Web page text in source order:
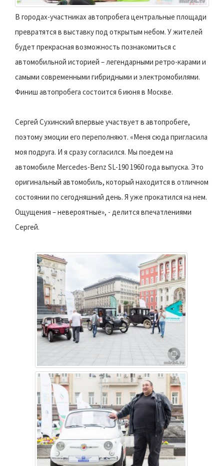
В городах-участниках автопробега центральные площади
превратятся в выставку под открытым небом. У жителей
будет прекрасная возможность познакомиться с
автомобильной историей – легендарными ретро-карами и
самыми современными гибридными и электромобилями.
Финиш автопробега состоится 6 июня в Москве.
Сергей Сухинский впервые участвует в автопробеге,
поэтому эмоции его переполняют. «Меня сюда пригласила
моя подруга. И я сразу согласился. Мы поедем на
автомобиле Mercedes-Benz SL-190 1960 года выпуска. Это
оригинальный автомобиль, который находится в отличном
состоянии по сегодняшний день. Я уже прокатился на нем.
Ощущения – невероятные», - делится впечатлениями
Сергей.